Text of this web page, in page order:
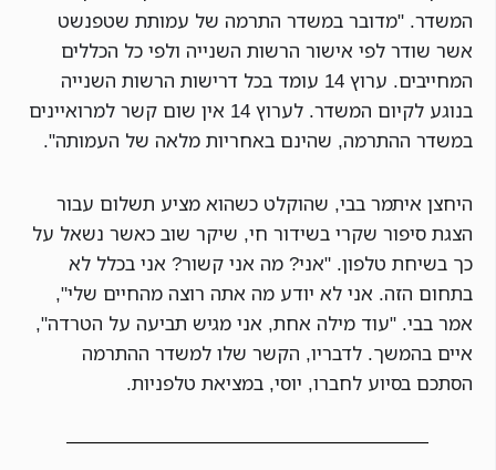
המשדר. "מדובר במשדר התרמה של עמותת שטפנשט
אשר שודר לפי אישור הרשות השנייה ולפי כל הכללים
המחייבים. ערוץ 14 עומד בכל דרישות הרשות השנייה
בנוגע לקיום המשדר. לערוץ 14 אין שום קשר למרואיינים
במשדר ההתרמה, שהינם באחריות מלאה של העמותה".
היחצן איתמר בבי, שהוקלט כשהוא מציע תשלום עבור
הצגת סיפור שקרי בשידור חי, שיקר שוב כאשר נשאל על
כך בשיחת טלפון. "אני? מה אני קשור? אני בכלל לא
בתחום הזה. אני לא יודע מה אתה רוצה מהחיים שלי",
אמר בבי. "עוד מילה אחת, אני מגיש תביעה על הטרדה",
איים בהמשך. לדבריו, הקשר שלו למשדר ההתרמה
הסתכם בסיוע לחברו, יוסי, במציאת טלפניות.